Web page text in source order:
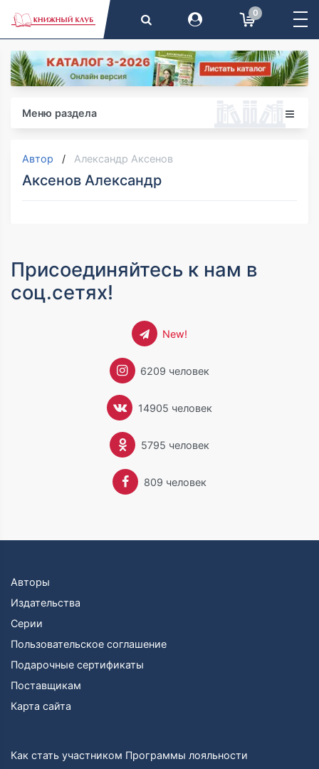
0
Меню раздела
Автор Александр Аксенов
Аксенов Александр
Присоединяйтесь к нам в
соц.сетях!
New!
6209 человек
14905 человек
5795 человек
809 человек
Авторы
Издательства
Серии
Пользовательское соглашение
Подарочные сертификаты
Поставщикам
Карта сайта
Как стать участником Программы лояльности